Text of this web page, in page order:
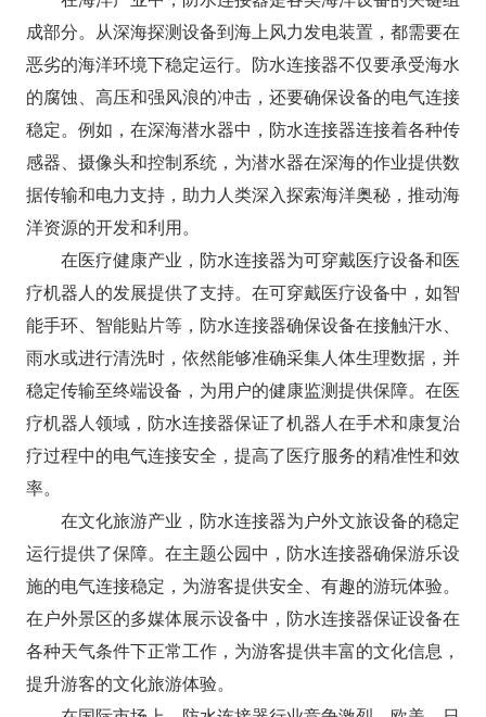
成部分。从深海探测设备到海上风力发电装置，都需要在
恶劣的海洋环境下稳定运行。防水连接器不仅要承受海水
的腐蚀、高压和强风浪的冲击，还要确保设备的电气连接
稳定。例如，在深海潜水器中，防水连接器连接着各种传
感器、摄像头和控制系统，为潜水器在深海的作业提供数
据传输和电力支持，助力人类深入探索海洋奥秘，推动海
洋资源的开发和利用。​
在医疗健康产业，防水连接器为可穿戴医疗设备和医
疗机器人的发展提供了支持。在可穿戴医疗设备中，如智
能手环、智能贴片等，防水连接器确保设备在接触汗水、
雨水或进行清洗时，依然能够准确采集人体生理数据，并
稳定传输至终端设备，为用户的健康监测提供保障。在医
疗机器人领域，防水连接器保证了机器人在手术和康复治
疗过程中的电气连接安全，提高了医疗服务的精准性和效
率。​
在文化旅游产业，防水连接器为户外文旅设备的稳定
运行提供了保障。在主题公园中，防水连接器确保游乐设
施的电气连接稳定，为游客提供安全、有趣的游玩体验。
在户外景区的多媒体展示设备中，防水连接器保证设备在
各种天气条件下正常工作，为游客提供丰富的文化信息，
提升游客的文化旅游体验。​